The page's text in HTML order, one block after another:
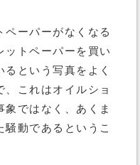
ーパーがなくなる
ットペーパーを買い
という写真をよく
、これはオイルショ
象ではなく、あくま
動であるというこ